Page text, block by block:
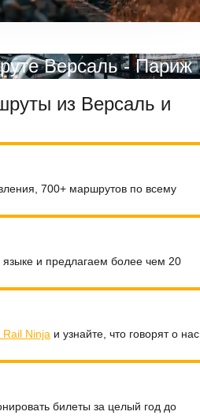
Версаль - Париж
из Версаль и
700+ маршрутов по всему
и предлагаем более чем 20
Ninja и узнайте, что говорят о нас
билеты за целый год до